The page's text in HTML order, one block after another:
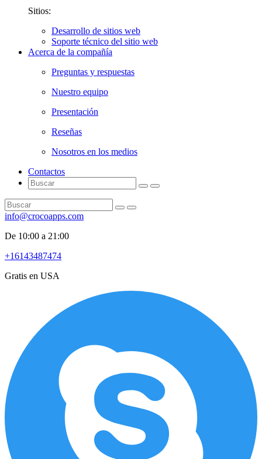
Sitios:
Desarrollo de sitios web
Soporte técnico del sitio web
Acerca de la compañía
Preguntas y respuestas
Nuestro equipo
Presentación
Reseñas
Nosotros en los medios
Contactos
info@crocoapps.com
De 10:00 a 21:00
+16143487474
Gratis en USA